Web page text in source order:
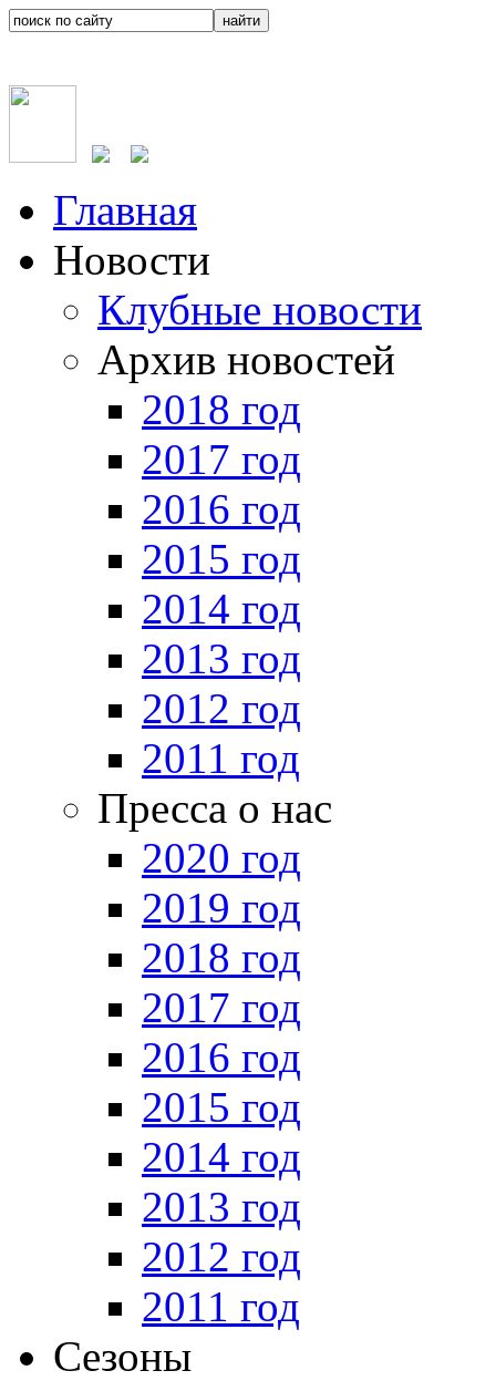
Главная
Новости
Клубные новости
Архив новостей
2018 год
2017 год
2016 год
2015 год
2014 год
2013 год
2012 год
2011 год
Пресса о нас
2020 год
2019 год
2018 год
2017 год
2016 год
2015 год
2014 год
2013 год
2012 год
2011 год
Сезоны